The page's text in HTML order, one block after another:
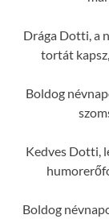
Drága Dotti, a
tortát
Boldog
Kedves Dotti,
Boldog